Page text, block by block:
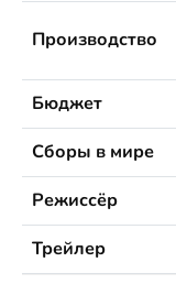
Производство
Бюджет
Сборы в мире
Режиссёр
Трейлер